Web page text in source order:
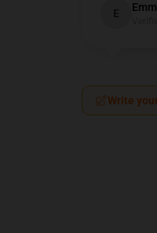
E
Write